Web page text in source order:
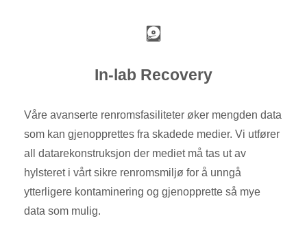
In-lab Recovery
Våre avanserte renromsfasiliteter øker mengden data
som kan gjenopprettes fra skadede medier. Vi utfører
all datarekonstruksjon der mediet må tas ut av
hylsteret i vårt sikre renromsmiljø for å unngå
ytterligere kontaminering og gjenopprette så mye
data som mulig.